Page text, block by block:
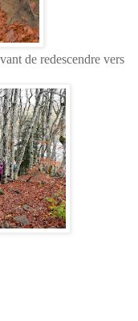
de redescendre vers